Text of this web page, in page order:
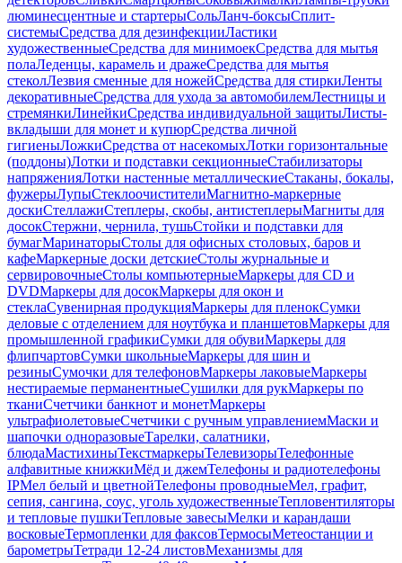
люминесцентные и стартерыСольЛанч-боксыСплит-
системыСредства для дезинфекцииЛастики
художественныеСредства для минимоекСредства для мытья
полаЛеденцы, карамель и дражеСредства для мытья
стеколЛезвия сменные для ножейСредства для стиркиЛенты
декоративныеСредства для ухода за автомобилемЛестницы и
стремянкиЛинейкиСредства индивидуальной защитыЛисты-
вкладыши для монет и купюрСредства личной
гигиеныЛожкиСредства от насекомыхЛотки горизонтальные
(поддоны)Лотки и подставки секционныеСтабилизаторы
напряженияЛотки настенные металлическиеСтаканы, бокалы,
фужерыЛупыСтеклоочистителиМагнитно-маркерные
доскиСтеллажиСтеплеры, скобы, антистеплерыМагниты для
досокСтержни, чернила, тушьСтойки и подставки для
бумагМаринаторыСтолы для офисных столовых, баров и
кафеМаркерные доски детскиеСтолы журнальные и
сервировочныеСтолы компьютерныеМаркеры для CD и
DVDМаркеры для досокМаркеры для окон и
стеклаСувенирная продукцияМаркеры для пленокСумки
деловые с отделением для ноутбука и планшетовМаркеры для
промышленной графикиСумки для обувиМаркеры для
флипчартовСумки школьныеМаркеры для шин и
резиныСумочки для телефоновМаркеры лаковыеМаркеры
нестираемые перманентныеСушилки для рукМаркеры по
тканиСчетчики банкнот и монетМаркеры
ультрафиолетовыеСчетчики с ручным управлениемМаски и
шапочки одноразовыеТарелки, салатники,
блюдаМастихиныТекстмаркерыТелевизорыТелефонные
алфавитные книжкиМёд и джемТелефоны и радиотелефоны
IPМел белый и цветнойТелефоны проводныеМел, графит,
сепия, сангина, соус, уголь художественныеТепловентиляторы
и тепловые пушкиТепловые завесыМелки и карандаши
восковыеТермопленки для факсовТермосыМетеостанции и
барометрыТетради 12-24 листовМеханизмы для